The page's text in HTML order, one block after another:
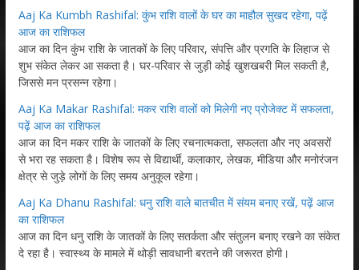
Aaj Ka Kumbh Rashifal: कुंभ राशि वालों के घर का माहौल सुखद रहेगा, पढ़ें
आज का राशिफल
आज का दिन कुंभ राशि के जातकों के लिए परिवार, संपत्ति और प्रगति के लिहाज से
शुभ संकेत लेकर आ सकता है। घर-परिवार से जुड़ी कोई खुशखबरी मिल सकती है,
जिससे मन प्रसन्न रहेगा।
Aaj Ka Makar Rashifal: मकर राशि वालों को मिलेगी नए प्रोजेक्ट में सफलता,
पढ़ें आज का राशिफल
आज का दिन मकर राशि के जातकों के लिए रचनात्मकता, सफलता और नए अवसरों
से भरा रह सकता है। विशेष रूप से विद्यार्थी, कलाकार, लेखक, मीडिया और मनोरंजन
क्षेत्र से जुड़े लोगों के लिए समय अनुकूल रहेगा।
Aaj Ka Dhanu Rashifal: धनु राशि वाले बातचीत में संयम बनाए रखें, पढ़ें आज
का राशिफल
आज का दिन धनु राशि के जातकों के लिए सतर्कता और संतुलन बनाए रखने का संकेत
दे रहा है। स्वास्थ्य के मामले में थोड़ी सावधानी बरतने की जरूरत होगी।